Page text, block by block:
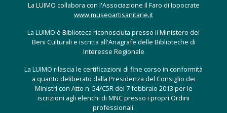
La LUIMO collabora con l'Associazione Il Faro di Ippocrate
www.museoartisanitarie.it
La LUIMO è Biblioteca riconosciuta presso il Ministero dei
Beni Culturali e iscritta all'Anagrafe delle Biblioteche di
Interesse Regionale
La LUIMO rilascia le certificazioni di fine corso in conformità
a quanto deliberato dalla Presidenza del Consiglio dei
Ministri con Atto n. 54/C5R del 7 febbraio 2013 per le
iscrizioni agli elenchi di MNC presso i propri Ordini
professionali.